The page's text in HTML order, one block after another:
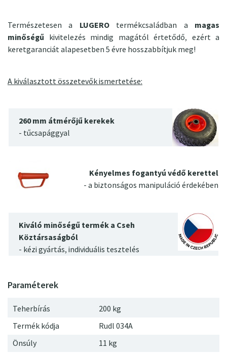
Természetesen a LUGEROtermékcsaládban a magas
minőségű kivitelezés mindig magától értetődő, ezért a
keretgaranciát alapesetben 5 évre hosszabbítjuk meg!
A kiválasztott összetevők ismertetése:
260 mm átmérőjű kerekek
- tűcsapággyal
Kényelmes fogantyú védő kerettel
- a biztonságos manipuláció érdekében
Kiváló minőségű termék a Cseh
Köztársaságból
- kézi gyártás, individuális tesztelés
Teherbírás
200 kg
Termék kódja
Rudl 034A
Önsúly 11 kg